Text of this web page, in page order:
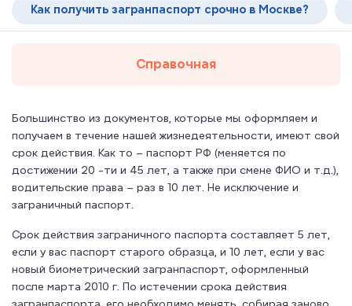
Как получить загранпаспорт срочно в Москве?
Справочная
Большинство из документов, которые мы оформляем и
получаем в течение нашей жизнедеятельности, имеют свой
срок действия. Как то – паспорт РФ (меняется по
достижении 20 -ти и 45 лет, а также при смене ФИО и т.д.),
водительские права – раз в 10 лет. Не исключение и
заграничный паспорт.
Срок действия заграничного паспорта составляет 5 лет,
если у вас паспорт старого образца, и 10 лет, если у вас
новый биометрический загранпаспорт, оформленный
после марта 2010 г. По истечении срока действия